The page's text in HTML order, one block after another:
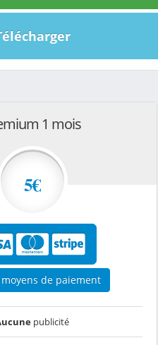
1 mois
5€
de paiement
publicité